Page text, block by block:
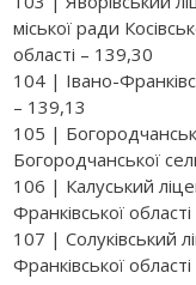
міської ради
області – 139,30
104 | Івано-
– 139,13
105 |
Богородчанської
106 | Калуський
Франківської
107 | Солуківський
Франківської